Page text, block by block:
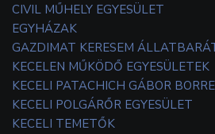
CIVIL MŰHELY EGYESÜLET
EGYHÁZAK
GAZDIMAT KERESEM
KECELEN MŰKÖDŐ EGYESÜLETEK
KECELI PATACHICH GÁBOR
KECELI POLGÁRŐR EGYESÜLET
KECELI TEMETŐK